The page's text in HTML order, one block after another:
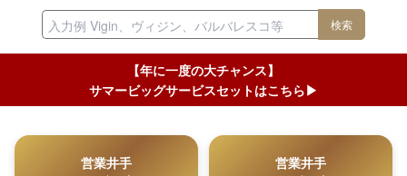
検索
【年に一度の大チャンス】
サマービッグサービスセットはこちら▶︎
営業井手
営業井手